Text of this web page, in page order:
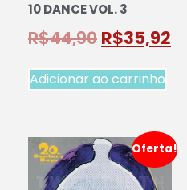
10 DANCE VOL. 3
R$44,90 R$35,92
Adicionar ao carrinho
Oferta!